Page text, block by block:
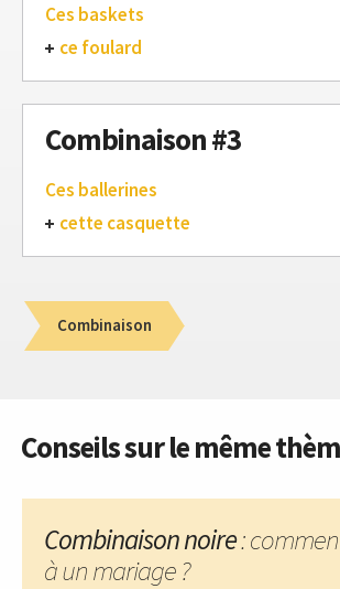
Ces baskets
ce foulard
Combinaison #3
Ces ballerines
cette casquette
Combinaison
Conseils sur le même
Combinaison noire:
à un mariage ?